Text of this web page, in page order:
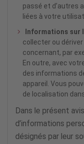
passé et d’autres
liées à votre
Informations sur
collecter ou
concernant, par
En outre, avec
des informations
appareil. Vous
de localisation
Dans le présent
d’informations
désignés par leur